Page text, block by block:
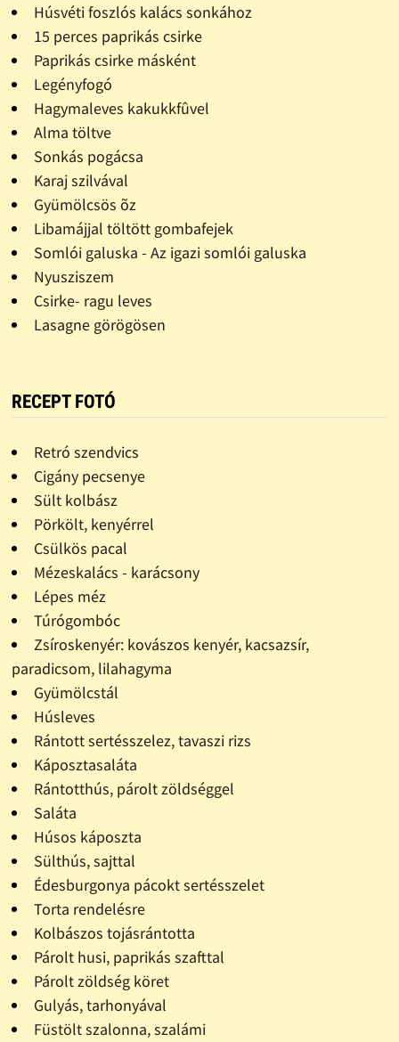
Húsvéti foszlós kalács sonkához
15 perces paprikás csirke
Paprikás csirke másként
Legényfogó
Hagymaleves kakukkfûvel
Alma töltve
Sonkás pogácsa
Karaj szilvával
Gyümölcsös õz
Libamájjal töltött gombafejek
Somlói galuska - Az igazi somlói galuska
Nyusziszem
Csirke- ragu leves
Lasagne görögösen
RECEPT FOTÓ
Retró szendvics
Cigány pecsenye
Sült kolbász
Pörkölt, kenyérrel
Csülkös pacal
Mézeskalács - karácsony
Lépes méz
Túrógombóc
Zsíroskenyér: kovászos kenyér, kacsazsír,
paradicsom, lilahagyma
Gyümölcstál
Húsleves
Rántott sertésszelez, tavaszi rizs
Káposztasaláta
Rántotthús, párolt zöldséggel
Saláta
Húsos káposzta
Sülthús, sajttal
Édesburgonya pácokt sertésszelet
Torta rendelésre
Kolbászos tojásrántotta
Párolt husi, paprikás szafttal
Párolt zöldség köret
Gulyás, tarhonyával
Füstölt szalonna, szalámi